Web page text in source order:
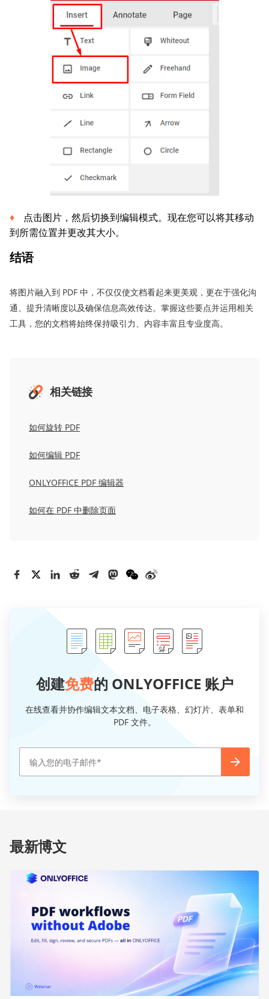
点击图片，然后切换到编辑模式。现在您可以将其移动
到所需位置并更改其大小。
结语
将图片融入到 PDF 中，不仅仅使文档看起来更美观，更在于强化沟
通、提升清晰度以及确保信息高效传达。掌握这些要点并运用相关
工具，您的文档将始终保持吸引力、内容丰富且专业度高。
相关链接
如何旋转 PDF
如何编辑 PDF
ONLYOFFICE PDF 编辑器
如何在 PDF 中删除页面
创建免费的 ONLYOFFICE 账户
在线查看并协作编辑文本文档、电子表格、幻灯片、表单和
PDF 文件。
最新博文